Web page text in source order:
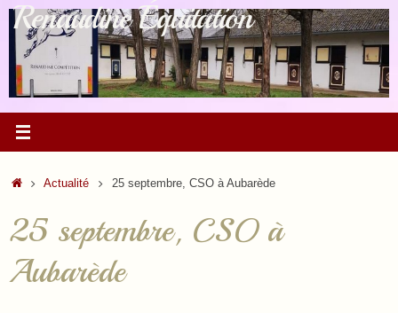
Passer
contenu
Renaudine Équitation
Accueil
Actualité 25 septembre, CSO à Aubarède
25 septembre, CSO à
Aubarède